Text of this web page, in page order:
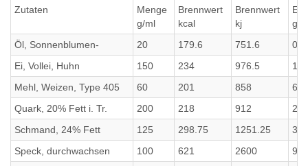
Zutaten
Menge
g/ml
Brennwert
kcal
Brennwert
kj
g
Öl, Sonnenblumen-
20 179.6 751.6
0
Ei, Vollei, Huhn
150 234 976.5
Mehl, Weizen, Type 405
60 201 858
Quark, 20% Fett i. Tr.
200 218 912
25
Schmand, 24% Fett
125 298.75 1251.25
Speck, durchwachsen
100 621 2600
9.1